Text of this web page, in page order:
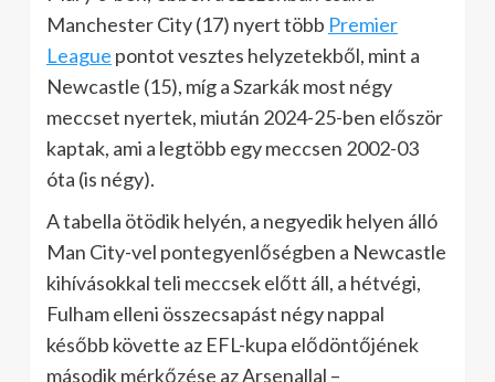
Manchester City (17) nyert több Premier
League pontot vesztes helyzetekből, mint a
Newcastle (15), míg a Szarkák most négy
meccset nyertek, miután 2024-25-ben először
kaptak, ami a legtöbb egy meccsen 2002-03
óta (is négy).
A tabella ötödik helyén, a negyedik helyen álló
Man City-vel pontegyenlőségben a Newcastle
kihívásokkal teli meccsek előtt áll, a hétvégi,
Fulham elleni összecsapást négy nappal
később követte az EFL-kupa elődöntőjének
második mérkőzése az Arsenallal –